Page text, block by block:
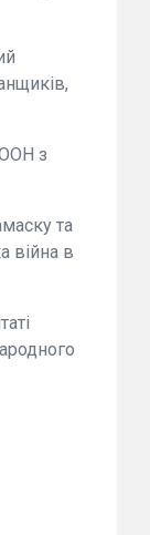
з
та
війна в